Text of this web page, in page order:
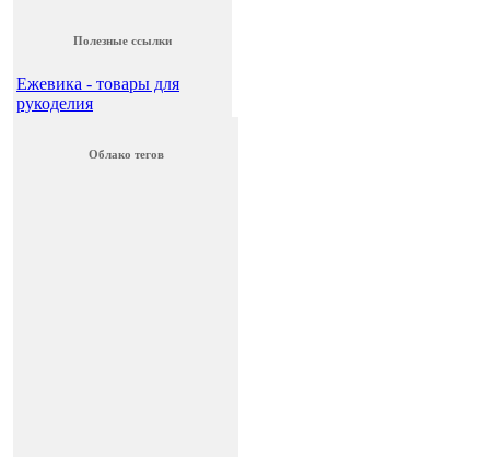
Полезные ссылки
Ежевика - товары для
рукоделия
Облако тегов